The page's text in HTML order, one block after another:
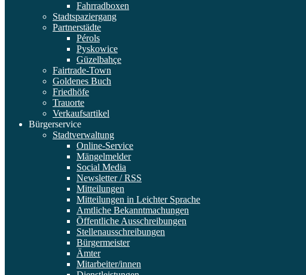
Fahrradboxen
Stadtspaziergang
Partnerstädte
Pérols
Pyskowice
Güzelbahçe
Fairtrade-Town
Goldenes Buch
Friedhöfe
Trauorte
Verkaufsartikel
Bürgerservice
Stadtverwaltung
Online-Service
Mängelmelder
Social Media
Newsletter / RSS
Mitteilungen
Mitteilungen in Leichter Sprache
Amtliche Bekanntmachungen
Öffentliche Ausschreibungen
Stellenausschreibungen
Bürgermeister
Ämter
Mitarbeiter/innen